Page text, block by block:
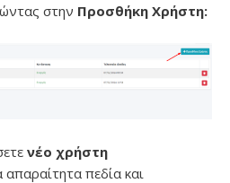
στην Προσθήκη Χρήστη:
νέο χρήστη
πεδία και